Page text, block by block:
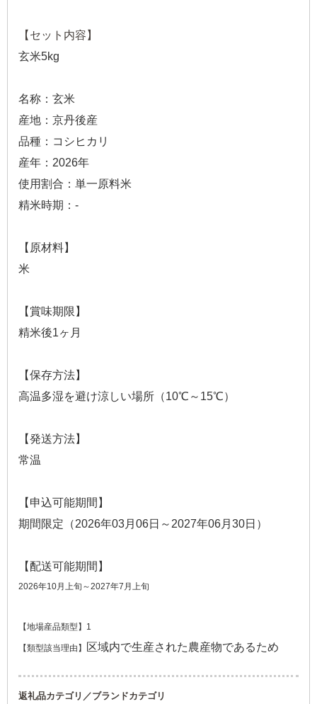
【セット内容】
玄米5kg
名称：玄米
産地：京丹後産
品種：コシヒカリ
産年：2026年
使用割合：単一原料米
精米時期：-
【原材料】
米
【賞味期限】
精米後1ヶ月
【保存方法】
高温多湿を避け涼しい場所（10℃～15℃）
【発送方法】
常温
【申込可能期間】
期間限定（2026年03月06日～2027年06月30日）
【配送可能期間】
2026年10月上旬～2027年7月上旬
【地場産品類型】1
【類型該当理由】 区域内で生産された農産物であるため
返礼品カテゴリ／ブランドカテゴリ